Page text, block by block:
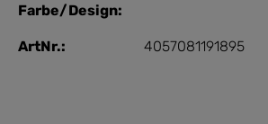
Farbe/Design:
ArtNr.: 4057081191895